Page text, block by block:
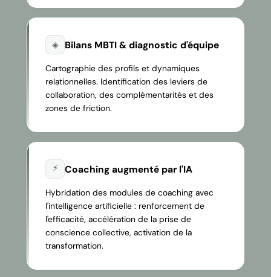
◈ Bilans MBTI & diagnostic d'équipe
Cartographie des profils et dynamiques
relationnelles. Identification des leviers de
collaboration, des complémentarités et des
zones de friction.
⚡ Coaching augmenté par l'IA
Hybridation des modules de coaching avec
l'intelligence artificielle : renforcement de
l'efficacité, accélération de la prise de
conscience collective, activation de la
transformation.